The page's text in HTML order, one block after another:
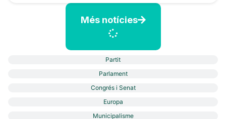
Partit
Parlament
Congrés i Senat
Europa
Municipalisme
Més notícies